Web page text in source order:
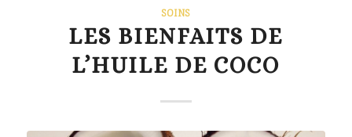
SOINS
LES BIENFAITS DE
L’HUILE DE COCO